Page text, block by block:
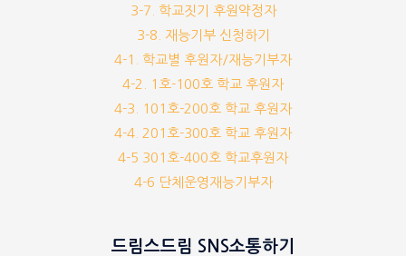
3-7. 학교짓기 후원약정자
3-8. 재능기부 신청하기
4-1. 학교별 후원자/재능기부자
4-2. 1호-100호 학교 후원자
4-3. 101호-200호 학교 후원자
4-4. 201호-300호 학교 후원자
4-5 301호-400호 학교후원자
4-6 단체운영재능기부자
드림스드림 SNS소통하기